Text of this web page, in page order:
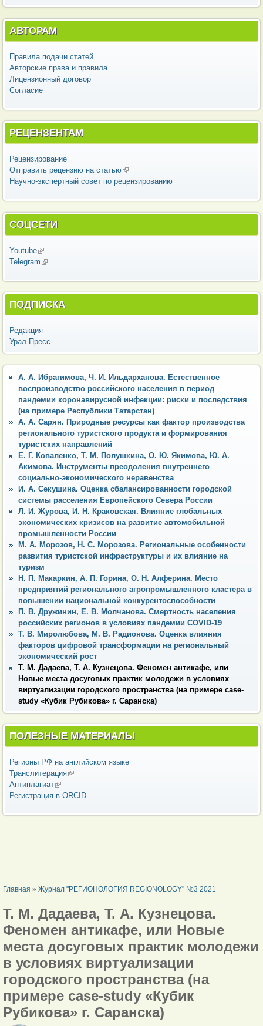
АВТОРАМ
Правила подачи статей
Авторские права и правила
Лицензионный договор
Согласие
РЕЦЕНЗЕНТАМ
Рецензирование
Отправить рецензию на статью(внешняя ссылка)
Научно-экспертный совет по рецензированию
СОЦСЕТИ
Youtube(внешняя ссылка)
Telegram (внешняя ссылка)
ПОДПИСКА
Редакция
Урал-Пресс
А. А. Ибрагимова, Ч. И. Ильдарханова. Естественное
воспроизводство российского населения в период
пандемии коронавирусной инфекции: риски и последствия
(на примере Республики Татарстан)
А. А. Сарян. Природные ресурсы как фактор производства
регионального туристского продукта и формирования
туристских направлений
Е. Г. Коваленко, Т. М. Полушкина, О. Ю. Якимова, Ю. А.
Акимова. Инструменты преодоления внутреннего
социально-экономического неравенства
И. А. Секушина. Оценка сбалансированности городской
системы расселения Европейского Севера России
Л. И. Журова, И. Н. Краковская. Влияние глобальных
экономических кризисов на развитие автомобильной
промышленности России
М. А. Морозов, Н. С. Морозова. Региональные особенности
развития туристской инфраструктуры и их влияние на
туризм
Н. П. Макаркин, А. П. Горина, О. Н. Алферина. Место
предприятий регионального агропромышленного кластера в
повышении национальной конкурентоспособности
П. В. Дружинин, Е. В. Молчанова. Смертность населения
российских регионов в условиях пандемии COVID-19
Т. В. Миролюбова, М. В. Радионова. Оценка влияния
факторов цифровой трансформации на региональный
экономический рост
Т. М. Дадаева, Т. А. Кузнецова. Феномен антикафе, или
Новые места досуговых практик молодежи в условиях
виртуализации городского пространства (на примере case-
study «Кубик Рубикова» г. Саранска)
ПОЛЕЗНЫЕ МАТЕРИАЛЫ
Регионы РФ на английском языке
Транслитерация(внешняя ссылка)
Антиплагиат(внешняя ссылка)
Регистрация в ORCID
ВЫ ЗДЕСЬ
Главная » Журнал "РЕГИОНОЛОГИЯ REGIONOLOGY" №3 2021
Т. М. Дадаева, Т. А. Кузнецова.
Феномен антикафе, или Новые
места досуговых практик молодежи
в условиях виртуализации
городского пространства (на
примере case-study «Кубик
Рубикова» г. Саранска)